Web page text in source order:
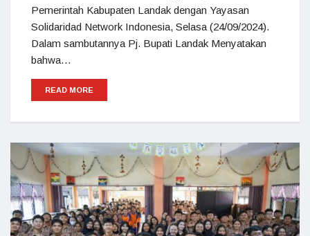
Pemerintah Kabupaten Landak dengan Yayasan
Solidaridad Network Indonesia, Selasa (24/09/2024).
Dalam sambutannya Pj. Bupati Landak Menyatakan
bahwa…
READ MORE